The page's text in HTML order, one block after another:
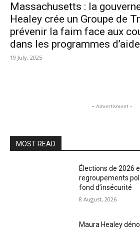
Massachusetts : la
Healey crée un Groupe de
prévenir la faim face aux
dans les programmes
19 July, 2025
- Advertisment -
MOST READ
Élections de 2026
regroupements
fond d’insécurité
8 August, 2026
Maura Healey